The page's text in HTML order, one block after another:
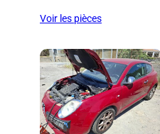
Voir les pièces